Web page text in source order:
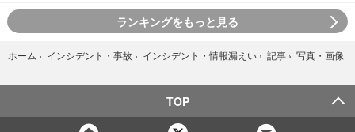
ランキングをもっと見る
ホーム › インシデント・事故 › インシデント・情報漏えい › 記事 › 写真・画像
TOP